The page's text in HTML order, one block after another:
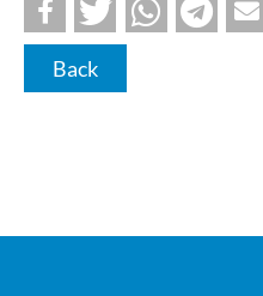
Back